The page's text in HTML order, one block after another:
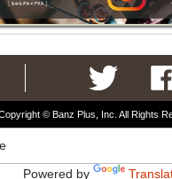
© Banz Plus, Inc. All Rights
Powered by